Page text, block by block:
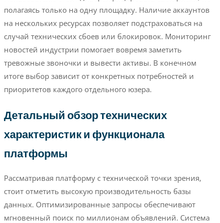
полагаясь только на одну площадку. Наличие аккаунтов
на нескольких ресурсах позволяет подстраховаться на
случай технических сбоев или блокировок. Мониторинг
новостей индустрии помогает вовремя заметить
тревожные звоночки и вывести активы. В конечном
итоге выбор зависит от конкретных потребностей и
приоритетов каждого отдельного юзера.
Детальный обзор технических
характеристик и функционала
платформы
Рассматривая платформу с технической точки зрения,
стоит отметить высокую производительность базы
данных. Оптимизированные запросы обеспечивают
мгновенный поиск по миллионам объявлений. Система